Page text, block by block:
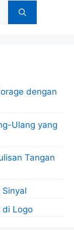
dengan
Ulang yang
Tangan
di Logo